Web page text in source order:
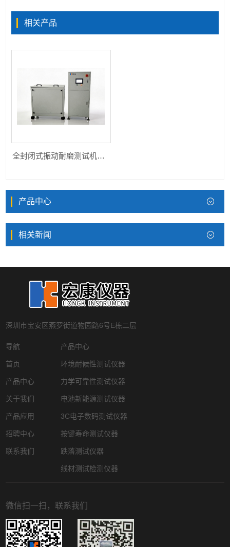
相关产品
全封闭式振动耐磨测试机HK180、530 TE-30
产品中心
相关新闻
深圳市宝安区燕罗街道物园路6号E栋二层
导航
首页
产品中心
关于我们
产品应用
招聘中心
联系我们
产品中心
环境耐候性测试仪器
力学可靠性测试仪器
电池新能源测试仪器
3C电子数码测试仪器
按键寿命测试仪器
跌落测试仪器
线材测试检测仪器
微信扫一扫，联系我们